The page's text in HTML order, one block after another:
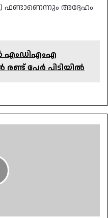
ഫണ്ടാണെന്നും അദ്ദേഹം
പേർ പിടിയിൽ